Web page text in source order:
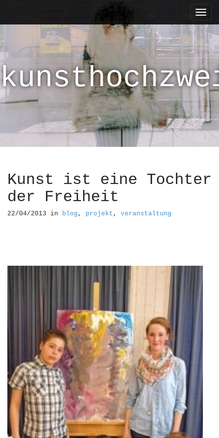
n
m
e
n
u
i
t
o
c
o
n
t
t
Kunst ist eine Tochter
der Freiheit
22/04/2013 in blog , projekt , veranstaltung